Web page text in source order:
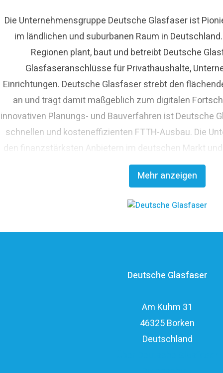
Lippelt
Pressesprecherin presse@deutsche-
Mehr anzeigen
Die Unternehmensgruppe Deutsche Glasfaser ist
im ländlichen und suburbanen Raum in
Regionen plant, baut und betreibt Deutsche
Glasfaseranschlüsse für Privathaushalte,
Einrichtungen. Deutsche Glasfaser strebt den
an und trägt damit maßgeblich zum digitalen
innovativen Planungs- und Bauverfahren ist Deutsche
schnellen und kosteneffizienten FTTH-Ausbau. Die
den finanzstärksten Anbietern im deutschen Markt
Glasfaserinvestoren EQT und OMERS über ein
Investitionsvolumen von über elf
Deutsche Glasfaser
Am Kuhm 31
46325 Borken
Deutschland